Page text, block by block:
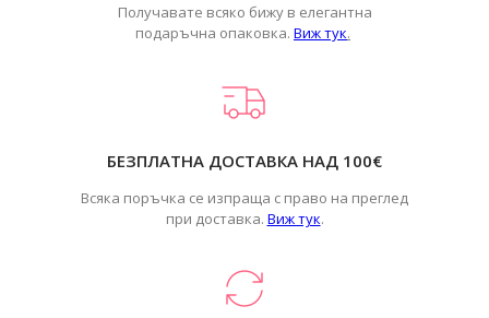
Получавате всяко бижу в елегантна
подаръчна опаковка. Виж тук.
БЕЗПЛАТНА ДОСТАВКА НАД 100€
Всяка поръчка се изпраща с право на преглед
при доставка. Виж тук.